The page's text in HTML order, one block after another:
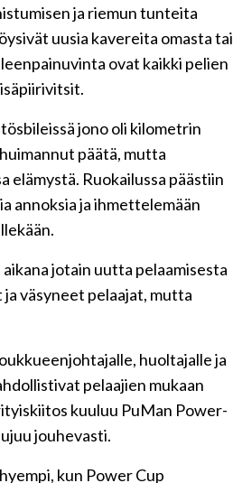
ja riemun tunteita
uusia kavereita omasta tai
ovat kaikki pelien
jono oli kilometrin
päätä, mutta
elämystä. Ruokailussa päästiin
annoksia ja ihmettelemään
jotain uutta pelaamisesta
väsyneet pelaajat, mutta
huoltajalle ja
pelaajien mukaan
kuuluu PuMan Power-
jouhevasti.
kun Power Cup